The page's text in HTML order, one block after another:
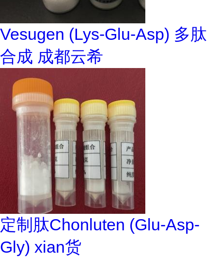
Vesugen (Lys-Glu-Asp) 多肽
合成 成都云希
定制肽Chonluten (Glu-Asp-
Gly) xian货